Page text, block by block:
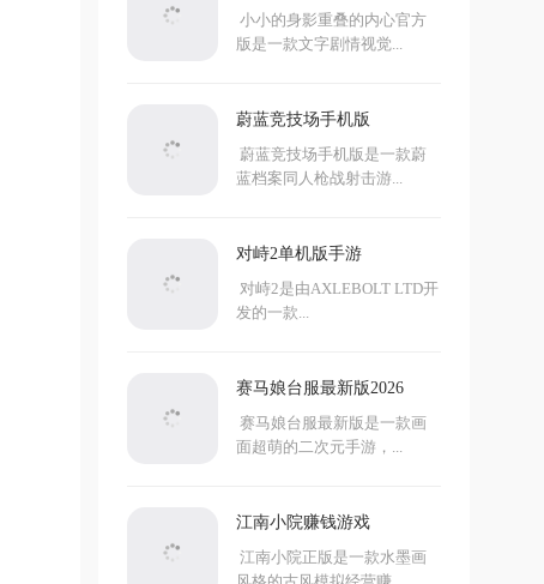
小小的身影重叠的内心官方
版是一款文字剧情视觉...
蔚蓝竞技场手机版
蔚蓝竞技场手机版是一款蔚
蓝档案同人枪战射击游...
对峙2单机版手游
对峙2是由AXLEBOLT LTD开
发的一款...
赛马娘台服最新版2026
赛马娘台服最新版是一款画
面超萌的二次元手游，...
江南小院赚钱游戏
江南小院正版是一款水墨画